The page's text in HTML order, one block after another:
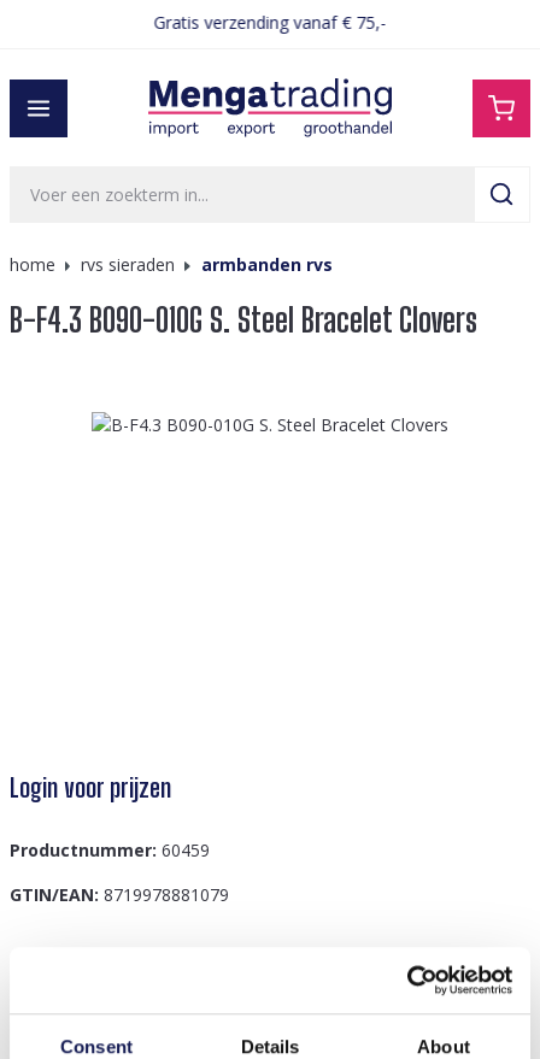
Consent Details About
Gratis verzending vanaf € 75,-
home rvs sieraden armbanden rvs
B-F4.3 B090-010G S. Steel Bracelet Clovers
Afbeeldingengalerij overslaan
Login voor prijzen
Productnummer: 60459
GTIN/EAN: 8719978881079
B-F4.3 B090-010G S. Steel Bracelet Clovers